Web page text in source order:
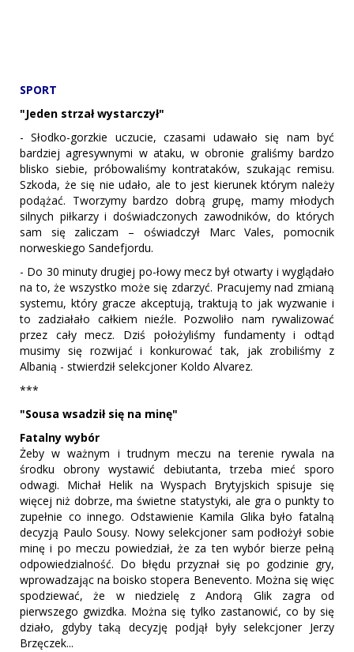
SPORT
"Jeden strzał wystarczył"
- Słodko-gorzkie uczucie, czasami udawało się nam być
bardziej agresywnymi w ataku, w obronie graliśmy bardzo
blisko siebie, próbowaliśmy kontrataków, szukając remisu.
Szkoda, że się nie udało, ale to jest kierunek którym należy
podążać. Tworzymy bardzo dobrą grupę, mamy młodych
silnych piłkarzy i doświadczonych zawodników, do których
sam się zaliczam – oświadczył Marc Vales, pomocnik
norweskiego Sandefjordu.
- Do 30 minuty drugiej po-łowy mecz był otwarty i wyglądało
na to, że wszystko może się zdarzyć. Pracujemy nad zmianą
systemu, który gracze akceptują, traktują to jak wyzwanie i
to zadziałało całkiem nieźle. Pozwoliło nam rywalizować
przez cały mecz. Dziś położyliśmy fundamenty i odtąd
musimy się rozwijać i konkurować tak, jak zrobiliśmy z
Albanią - stwierdził selekcjoner Koldo Alvarez.
***
"Sousa wsadził się na minę"
Fatalny wybór
Żeby w ważnym i trudnym meczu na terenie rywala na
środku obrony wystawić debiutanta, trzeba mieć sporo
odwagi. Michał Helik na Wyspach Brytyjskich spisuje się
więcej niż dobrze, ma świetne statystyki, ale gra o punkty to
zupełnie co innego. Odstawienie Kamila Glika było fatalną
decyzją Paulo Sousy. Nowy selekcjoner sam podłożył sobie
minę i po meczu powiedział, że za ten wybór bierze pełną
odpowiedzialność. Do błędu przyznał się po godzinie gry,
wprowadzając na boisko stopera Benevento. Można się więc
spodziewać, że w niedzielę z Andorą Glik zagra od
pierwszego gwizdka. Można się tylko zastanowić, co by się
działo, gdyby taką decyzję podjął były selekcjoner Jerzy
Brzęczek...